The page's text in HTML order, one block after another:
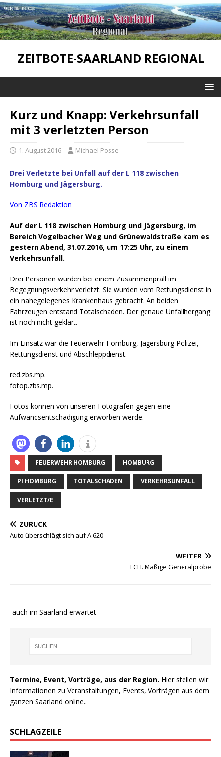
ZEITBOTE-SAARLAND REGIONAL
Kurz und Knapp: Verkehrsunfall
mit 3 verletzten Person
1. August 2016 Michael Posse
Drei Verletzte bei Unfall auf der L 118 zwischen
Homburg und Jägersburg.
Von ZBS Redaktion
Auf der L 118 zwischen Homburg und Jägersburg, im
Bereich Vogelbacher Weg und Grünewaldstraße kam es
gestern Abend, 31.07.2016, um 17:25 Uhr, zu einem
Verkehrsunfall.
Drei Personen wurden bei einem Zusammenprall im
Begegnungsverkehr verletzt. Sie wurden vom Rettungsdienst in
ein nahegelegenes Krankenhaus gebracht. An beiden
Fahrzeugen entstand Totalschaden. Der genaue Unfallhergang
ist noch nicht geklärt.
Im Einsatz war die Feuerwehr Homburg, JägersburgPolizei,
Rettungsdienst und Abschleppdienst.
red.zbs.mp.
fotop.zbs.mp.
Fotos können von unseren Fotografen gegen eine
Aufwandsentschädigung erworben werde.
FEUERWEHR HOMBURG HOMBURG
PI HOMBURG TOTALSCHADEN VERKEHRSUNFALL
VERLETZT/E
ZURÜCK
Auto überschlägt sich auf A 620
WEITER
FCH. Mäßige Generalprobe
auch im Saarland erwartet
Termine, Event, Vorträge, aus der Region. Hier stellen wir
Informationen zu Veranstaltungen, Events, Vorträgen aus dem
ganzen Saarland online..
SCHLAGZEILE